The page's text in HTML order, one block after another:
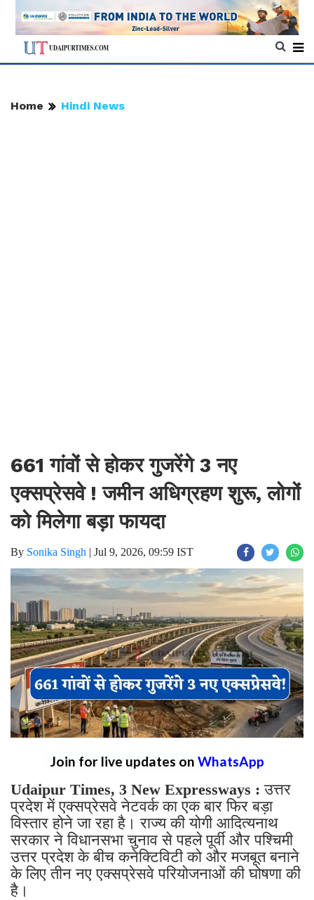
Home Hindi News
661 गांवों से होकर गुजरेंगे 3 नए
एक्सप्रेसवे ! जमीन अधिग्रहण शुरू, लोगों
को मिलेगा बड़ा फायदा
By Sonika Singh | Jul 9, 2026, 09:59 IST
Join for live updates on WhatsApp
Udaipur Times, 3 New Expressways :उत्तर
प्रदेश में एक्सप्रेसवे नेटवर्क का एक बार फिर बड़ा
विस्तार होने जा रहा है। राज्य की योगी आदित्यनाथ
सरकार ने विधानसभा चुनाव से पहले पूर्वी और पश्चिमी
उत्तर प्रदेश के बीच कनेक्टिविटी को और मजबूत बनाने
के लिए तीन नए एक्सप्रेसवे परियोजनाओं की घोषणा की
है।